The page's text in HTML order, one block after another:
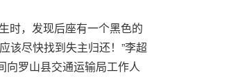
时，发现后座有一个黑色的
该尽快找到失主归还！”李超
向罗山县交通运输局工作人